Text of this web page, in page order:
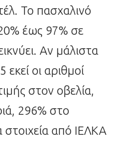
Το πασχαλινό
έως 97% σε
Αν μάλιστα
οι αριθμοί
στον οβελία,
296% στο
από ΙΕΛΚΑ